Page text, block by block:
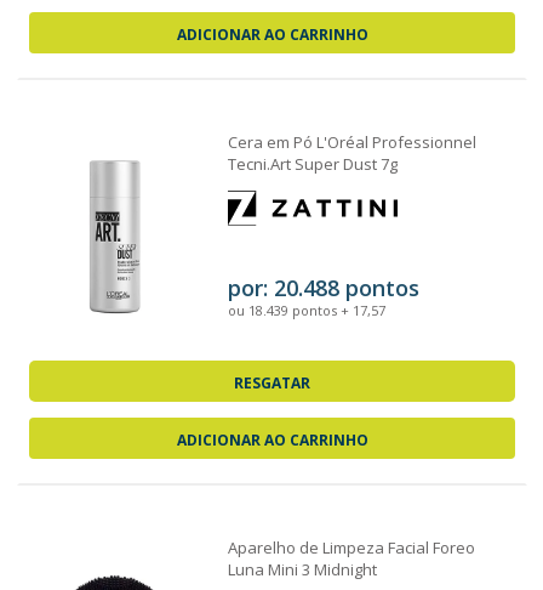
ADICIONAR AO CARRINHO
Cera em Pó L'Oréal Professionnel
Tecni.Art Super Dust 7g
por: 20.488 pontos
ou 18.439 pontos + 17,57
RESGATAR
ADICIONAR AO CARRINHO
Aparelho de Limpeza Facial Foreo
Luna Mini 3 Midnight